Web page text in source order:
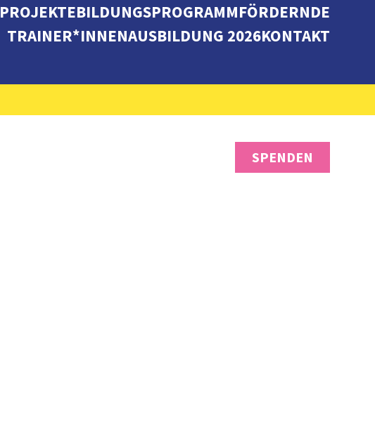
PROJEKTEBILDUNGSPROGRAMMFÖRDERNDE
TRAINER*INNENAUSBILDUNG 2026KONTAKT
SPENDEN